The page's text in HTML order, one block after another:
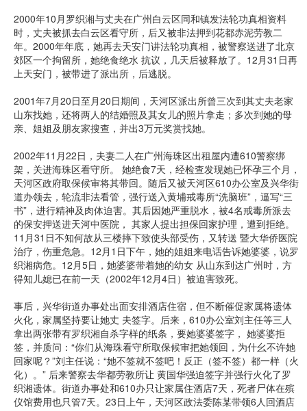
2000年10月罗织湘与丈夫在广州白云区同和镇发法轮功真相资料
时，丈夫被抓去白云区看守所，后又被非法押到花都赤泥劳教二
年。2000年年底，她再去天安门讲法轮功真相，被警察送进了北京
郊区一个拘留所，她绝食绝水 抗议，几天后被释放了。12月31日再
上天安门，被带进了派出所，后逃脱。
2001年7月20日至月20日期间，天河区派出所曾三次到其丈夫老家
山东找她，还将两人的结婚照及其女儿的照片拿走；多次到她的母
亲、姐姐及朋友家搜查，并出3万元奖赏找她。
2002年11月22日，夫妻二人在广州海珠区出租屋内遭610警察绑
架，关进海珠区看守所。 她绝食7天，经检查发现她已怀孕三个月，
天河区政府取保候审将其带回。随后又被天河区610办公室及兴华街
道办领去，轮流非法看管，强行送入黄埔戒毒所“洗脑班”，逼写“三
书”，进行精神及肉体迫害。其后因她严重脱水，被4名戒毒所派去
的保安押送进天河中医院， 其家人提出担保回家护理，遭到拒绝。
11月31日不知何故从三楼摔下致使头部受伤，又转送 暨大华侨医院
治疗，伤重危急。12月1日下午，她的姐姐来电话告诉她婆婆，说罗
织湘病危。12月5日，她婆婆带着她的幼女 从山东到达广州时，方
得知儿媳已在前一天（2002年12月4日）被迫害致死。
事后，兴华街道办事处出面安排酒店住宿，但不断催促家属将遗体
火化，家属坚持要让她丈 夫签字。后来，610办公室刘主任等三人
拿出两张带有罗织湘自杀字样的纸条，要她婆婆签字， 她婆婆拒
签，并质问：“你们从海珠看守所取保候审把她领回，为什幺不许她
回家呢？”刘主任说：“她不签就不签吧！反正（签不签）都一样（火
化）。” 后来警察去华都劳教所让 黄国华强迫签字并强行火化了罗
织湘遗体。街道办事处和610办只让家属住酒店7天，死者尸体在殡
仪馆费用也只管7天。23日上午，天河区政法委陈某带领6人回酒店